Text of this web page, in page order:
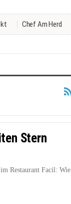
Chef Am Herd
Stern
Restaurant Facil: Wie